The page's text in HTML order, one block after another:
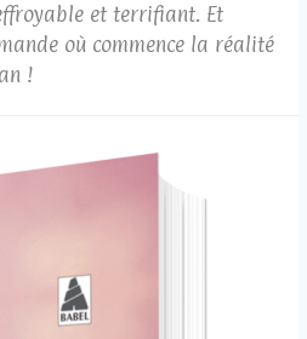
et terrifiant. Et
où commence la réalité
!